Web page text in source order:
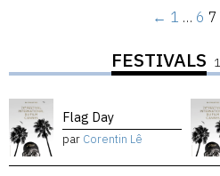
← 1 … 6 7
FESTIVALS
Flag Day
par Corentin Lê